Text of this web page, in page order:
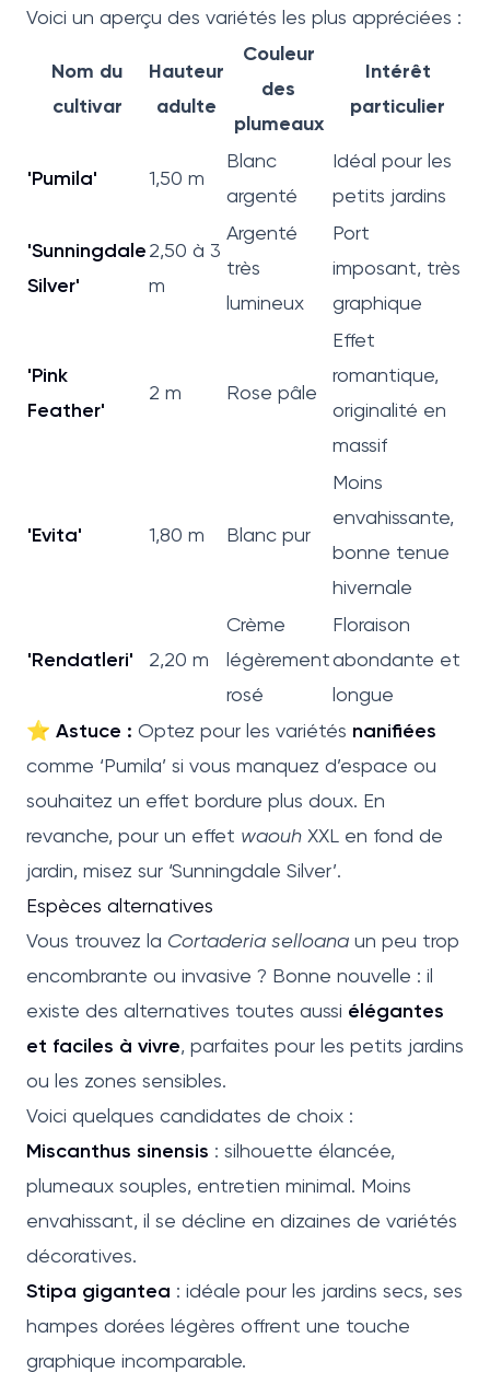
Voici un aperçu des variétés les plus appréciées :
Nom du
cultivar
Hauteur
adulte
Couleur
des
plumeaux
Intérêt
particulier
'Pumila' 1,50 m
Blanc
argenté
Idéal pour les
petits jardins
'Sunningdale
Silver'
2,50 à 3
m
Argenté
très
lumineux
Port
imposant, très
graphique
'Pink
Feather'
2 m Rose pâle
Effet
romantique,
originalité en
massif
'Evita' 1,80 m Blanc pur
Moins
envahissante,
bonne tenue
hivernale
'Rendatleri' 2,20 m
Crème
légèrement
rosé
Floraison
abondante et
longue
⭐ Astuce : Optez pour les variétés nanifiées
comme ‘Pumila’ si vous manquez d’espace ou
souhaitez un effet bordure plus doux. En
revanche, pour un effet waouh XXL en fond de
jardin, misez sur ‘Sunningdale Silver’.
Espèces alternatives
Vous trouvez la Cortaderia selloana un peu trop
encombrante ou invasive ? Bonne nouvelle : il
existe des alternatives toutes aussi élégantes
et faciles à vivre, parfaites pour les petits jardins
ou les zones sensibles.
Voici quelques candidates de choix :
Miscanthus sinensis : silhouette élancée,
plumeaux souples, entretien minimal. Moins
envahissant, il se décline en dizaines de variétés
décoratives.
Stipa gigantea : idéale pour les jardins secs, ses
hampes dorées légères offrent une touche
graphique incomparable.